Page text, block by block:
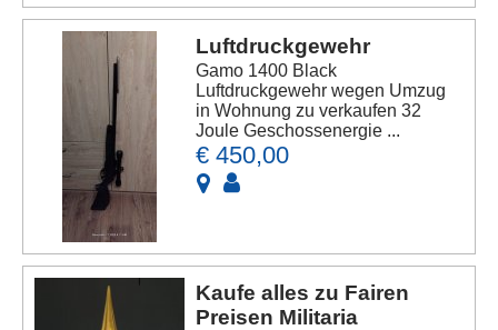
Luftdruckgewehr
Gamo 1400 Black
Luftdruckgewehr wegen Umzug
in Wohnung zu verkaufen 32
Joule Geschossenergie ...
€ 450,00
Kaufe alles zu Fairen
Preisen Militaria